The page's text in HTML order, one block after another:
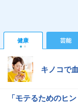
健康 芸能
キノコで
「モテるためのヒ